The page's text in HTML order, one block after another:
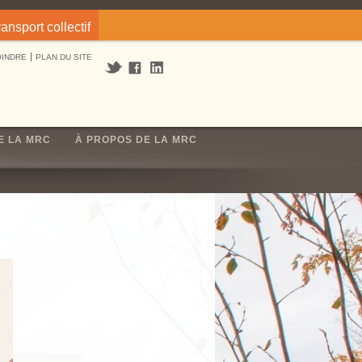
collectif
PLAN DU SITE
LA MRC À PROPOS DE LA MRC